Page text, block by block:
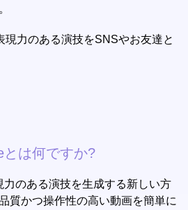
現力のある演技をSNSやお友達と
とは何ですか?
力のある演技を生成する新しい方
質かつ操作性の高い動画を簡単に